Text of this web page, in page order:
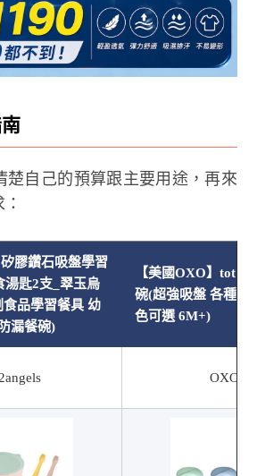
楚自己的預算跟主要用途，再來
矽膠鑽石吸盤學習
湯匙2支_翠玉烏
品學習餐具 幼
漏餐碗)
【美國OXO】tot
碗(超強吸盤 各種桌
色可選 6M+)
2angels OXO